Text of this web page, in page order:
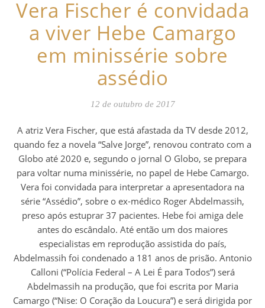
Vera Fischer é convidada
a viver Hebe Camargo
em minissérie sobre
assédio
12 de outubro de 2017
A atriz Vera Fischer, que está afastada da TV desde 2012,
quando fez a novela “Salve Jorge”, renovou contrato com a
Globo até 2020 e, segundo o jornal O Globo, se prepara
para voltar numa minissérie, no papel de Hebe Camargo.
Vera foi convidada para interpretar a apresentadora na
série “Assédio”, sobre o ex-médico Roger Abdelmassih,
preso após estuprar 37 pacientes. Hebe foi amiga dele
antes do escândalo. Até então um dos maiores
especialistas em reprodução assistida do país,
Abdelmassih foi condenado a 181 anos de prisão. Antonio
Calloni (“Polícia Federal – A Lei É para Todos”) será
Abdelmassih na produção, que foi escrita por Maria
Camargo (“Nise: O Coração da Loucura”) e será dirigida por